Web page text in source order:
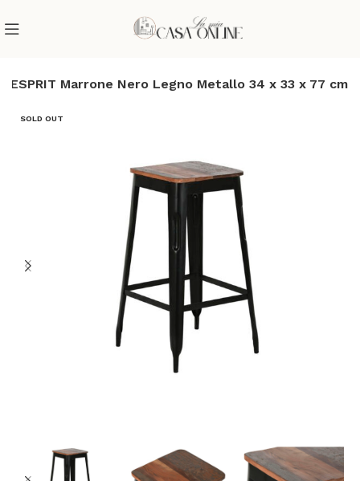
ESPRIT Marrone Nero Legno Metallo 34 x 33 x 77 cm
SOLD OUT